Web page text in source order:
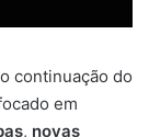
continuação do
em
, novas